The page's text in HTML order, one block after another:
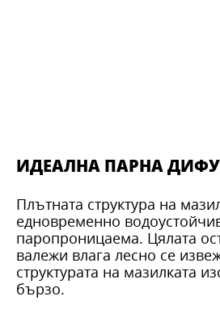
ИДЕАЛНА ПАРНА
Плътната структура на
едновременно
паропроницаема. Цялата
валежи влага лесно се
структурата на мазилката
бързо.